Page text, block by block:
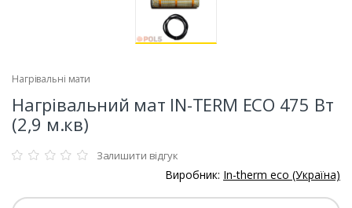
Нагрівальні мати
Нагрівальний мат IN-TERM ECO 475 Вт
(2,9 м.кв)
Залишити відгук
Виробник: In-therm eco (Україна)